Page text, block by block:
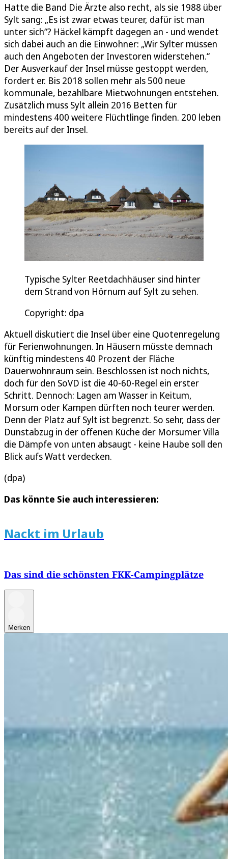
Hatte die Band Die Ärzte also recht, als sie 1988 über
Sylt sang: „Es ist zwar etwas teurer, dafür ist man
unter sich“? Häckel kämpft dagegen an - und wendet
sich dabei auch an die Einwohner: „Wir Sylter müssen
auch den Angeboten der Investoren widerstehen.“
Der Ausverkauf der Insel müsse gestoppt werden,
fordert er. Bis 2018 sollen mehr als 500 neue
kommunale, bezahlbare Mietwohnungen entstehen.
Zusätzlich muss Sylt allein 2016 Betten für
mindestens 400 weitere Flüchtlinge finden. 200 leben
bereits auf der Insel.
Typische Sylter Reetdachhäuser sind hinter
dem Strand von Hörnum auf Sylt zu sehen.
Copyright: dpa
Aktuell diskutiert die Insel über eine Quotenregelung
für Ferienwohnungen. In Häusern müsste demnach
künftig mindestens 40 Prozent der Fläche
Dauerwohnraum sein. Beschlossen ist noch nichts,
doch für den SoVD ist die 40-60-Regel ein erster
Schritt. Dennoch: Lagen am Wasser in Keitum,
Morsum oder Kampen dürften noch teurer werden.
Denn der Platz auf Sylt ist begrenzt. So sehr, dass der
Dunstabzug in der offenen Küche der Morsumer Villa
die Dämpfe von unten absaugt - keine Haube soll den
Blick aufs Watt verdecken.
(dpa)
Das könnte Sie auch interessieren:
Nackt im Urlaub
Das sind die schönsten FKK-Campingplätze
Merken